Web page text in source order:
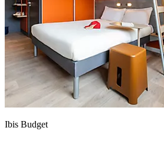
Ibis Budget